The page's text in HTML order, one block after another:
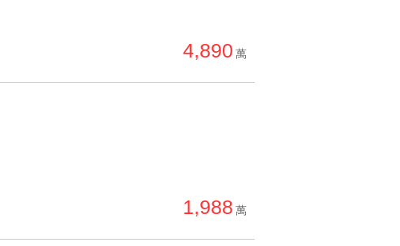
4,890 萬
1,988 萬